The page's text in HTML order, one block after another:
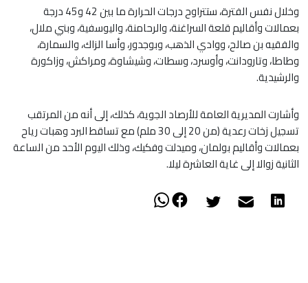
وخلال نفس الفترة، ستتراوح درجات الحرارة ما بين 42 و45 درجة
بعمالات وأقاليم قلعة السراغنة، والرحامنة، واليوسفية، وبني ملال،
والفقيه بن صالح، ووادي الذهب، وبوجدور، وأسا الزاك، والسمارة،
وطاطا، وتارودانت، وأوسرد، وسطات، وشيشاوة، ومراكش، وزاكورة
والرشيدية.
وأشارت المديرية العامة للأرصاد الجوية، كذلك، إلى أنه من المرتقب
تسجيل زخات رعدية (من 20 إلى 30 ملم) مع تساقط البرد وهبات رياح
بعمالات وأقاليم بولمان، وميدلت وفكيك، وذلك اليوم الأحد من الساعة
الثانية زوالا إلى غاية العاشرة ليلا.